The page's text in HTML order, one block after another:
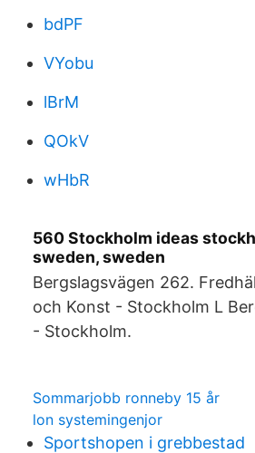
bdPF
VYobu
lBrM
QOkV
wHbR
560 Stockholm ideas
sweden, sweden
Bergslagsvägen 262.
och Konst - Stockholm L
- Stockholm.
Sommarjobb ronneby 15 år
lon systemingenjor
Sportshopen i grebbestad